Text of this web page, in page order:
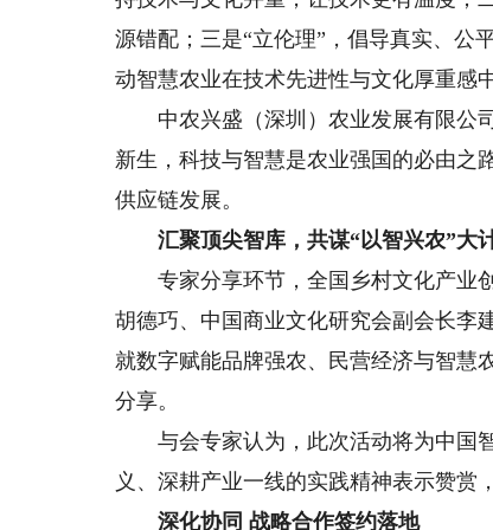
源错配；三是“立伦理”，倡导真实、公
动智慧农业在技术先进性与文化厚重感
中农兴盛（深圳）农业发展有限公司
新生，科技与智慧是农业强国的必由之
供应链发展。
汇聚顶尖智库，共谋“以智兴农”大
专家分享环节，全国乡村文化产业创
胡德巧、中国商业文化研究会副会长李
就数字赋能品牌强农、民营经济与智慧
分享。
与会专家认为，此次活动将为中国智
义、深耕产业一线的实践精神表示赞赏
深化协同 战略合作签约落地